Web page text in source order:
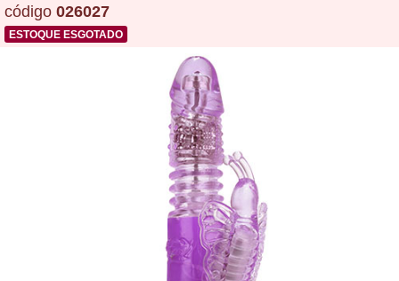
código 026027
ESTOQUE ESGOTADO